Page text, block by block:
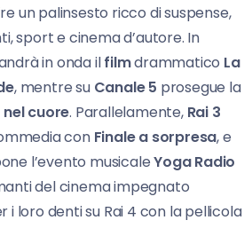
un palinsesto ricco di suspense,
sport e cinema d’autore. In
in onda ilfilmdrammatico La
, mentre su Canale 5 prosegue la
cuore. Parallelamente, Rai 3
con Finale a sorpresa, e
l’evento musicaleYoga Radio
del cinema impegnato
loro denti su Rai 4 con la pellicola